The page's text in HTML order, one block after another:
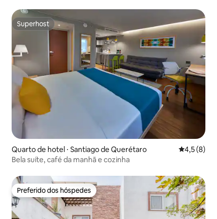
Superhost
Superhost
Quarto de hotel ⋅ Santiago de Querétaro 4,5 de
4,5 (8)
Bela suíte, café da manhã e cozinha
Preferido dos hóspedes
Preferido dos hóspedes